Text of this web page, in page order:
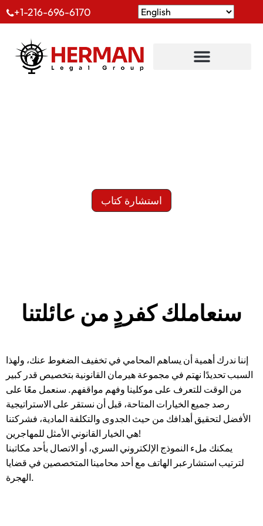
+1-216-696-6170
استشارة كتاب
سنعاملك كفردٍ من عائلتنا
إننا ندرك أهمية أن يساهم المحامي في تخفيف الضغوط عنك، ولهذا
السبب تحديدًا نهتم في مجموعة هيرمان القانونية بتخصيص قدر كبير
من الوقت للتعرف على موكلينا وفهم مواقفهم. سنعمل معًا على
رصد جميع الخيارات المتاحة، قبل أن نستقر على الاستراتيجية
الأفضل لتحقيق أهدافك من حيث الجدوى والتكلفة المادية، فشركتنا
هي الخيار القانوني الأمثل للمهاجرين!
يمكنك ملء النموذج الإلكتروني السري، أو الاتصال بأحد مكاتبنا
لترتيب استشارعبر الهاتف مع أحد محامينا المتخصصين في قضايا
الهجرة.